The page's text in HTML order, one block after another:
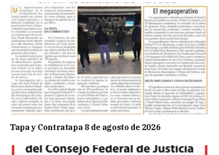
Tapa y Contratapa 8 de agosto de 2026